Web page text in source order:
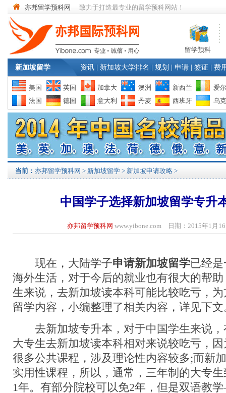
亦邦留学预科网 致力于打造最专业的留学预科网站！
留学预科
新加坡留学 资讯 新加坡大学排名 规划 申请 签证 费
美国 英国 加拿大 澳洲 新西兰
爱
法国
德国 意大利 丹麦 西班牙 乌
当前： 亦邦留学预科网 > 新加坡留学 > 新加坡申请攻略 >
中国学子选择新加坡留学专升
亦邦留学预科网 www.yibone.com 日期：2015年1月
现在，大陆学子申请新加坡留学已经
海外生活，对于今后的就业也有很大的帮
生来说，去新加坡读本科可能比较吃亏，
留学内容，小编整理了相关内容，详见下文
去新加坡专升本，对于中国学生来说，
大专生去新加坡读本科相对来说较吃亏，
很多公共课程，涉及理论性内容较多;而新
实用性课程，所以，通常，三年制的大专
1年。有部分院校可以免2年，但是双语